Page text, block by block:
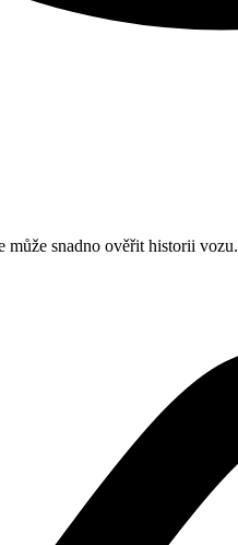
může snadno ověřit historii vozu.